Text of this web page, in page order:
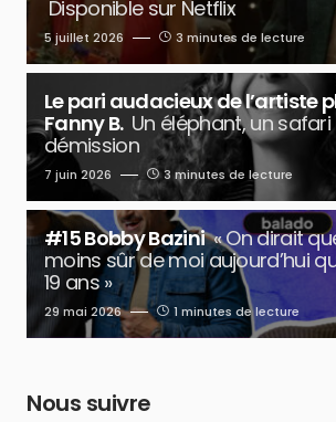
Disponible sur Netflix
5 juillet 2026 3 minutes de lecture
Le pari audacieux de l’artiste
Fanny B. Un éléphant, un
démission
7 juin 2026 3 minutes de lecture
#15 Bobby Bazini « On dirait
moins sûr de moi aujourd’hui
19 ans »
29 mai 2026 1 minutes de lecture
Nous suivre